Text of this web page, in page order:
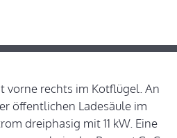
vorne rechts im Kotflügel. An
öffentlichen Ladesäule im
dreiphasig mit 11 kW. Eine